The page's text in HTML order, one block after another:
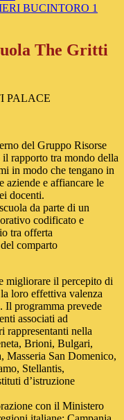
BUCINTORO 1
The Gritti
PALACE
del Gruppo Risorse
rapporto tra mondo della
in modo che tengano in
aziende e affiancare le
docenti.
da parte di un
codificato e
tra offerta
comparto
migliorare il percepito di
loro effettiva valenza
Il programma prevede
associati ad
rappresentanti nella
Brioni, Bulgari,
Masseria San Domenico,
Stellantis,
d’istruzione
con il Ministero